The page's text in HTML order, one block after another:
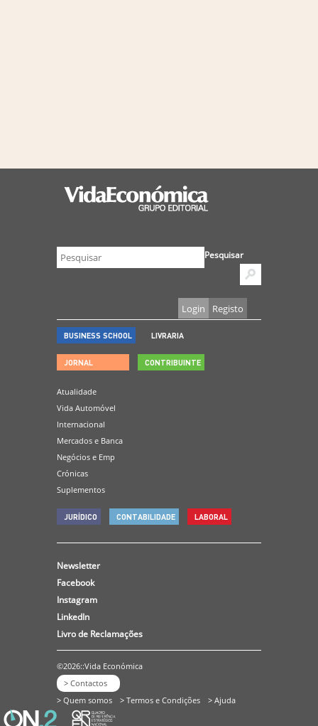
Pesquisar
Login Registo
BUSINESS SCHOOL LIVRARIA
JORNAL
Atualidade
Vida Automóvel
Internacional
Mercados e Banca
Negócios e Emp
Crónicas
Suplementos
CONTRIBUINTE
JURÍDICO CONTABILIDADE LABORAL
Newsletter
Facebook
Instagram
LinkedIn
Livro de Reclamações
©2026::Vida Económica
> Contactos
> Quem somos
> Termos e Condições > Ajuda